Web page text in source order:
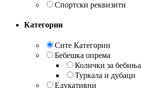
Спортски реквизити
Категории
Сите Категории
Бебешка опрема
Колички за бебиња
Туркала и дубаци
Едукативни